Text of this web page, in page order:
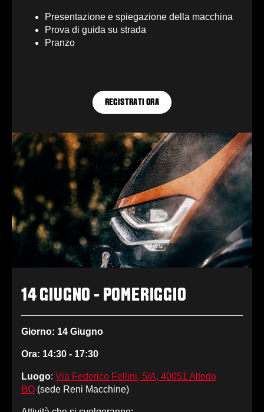
Presentazione e spiegazione della macchina
Prova di guida su strada
Pranzo
REGISTRATI ORA
14 GIUGNO - POMERIGGIO
Giorno: 14 Giugno
Ora: 14:30 - 17:30
Luogo: Via Federico Fellini, 5/A, 40051 Altedo
BO (sede Reni Macchine)